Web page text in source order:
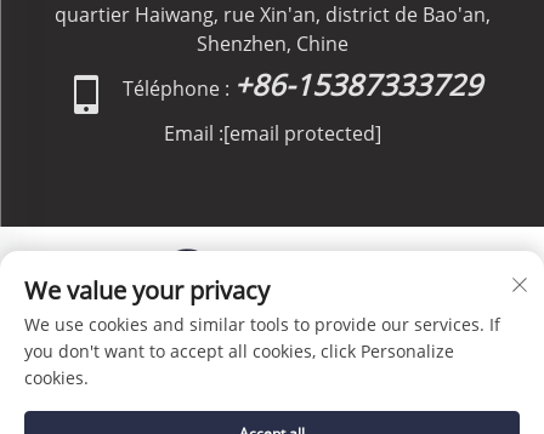
quartier Haiwang, rue Xin'an, district de Bao'an,
Shenzhen, Chine
Téléphone : +86-15387333729
Email :[email protected]
Copyright © C&C GLOBAL Logistics Co., Limited Tous
droits réservés -
Politique de confidentialité
We value your privacy
We use cookies and similar tools to provide our services. If
you don't want to accept all cookies, click Personalize
cookies.